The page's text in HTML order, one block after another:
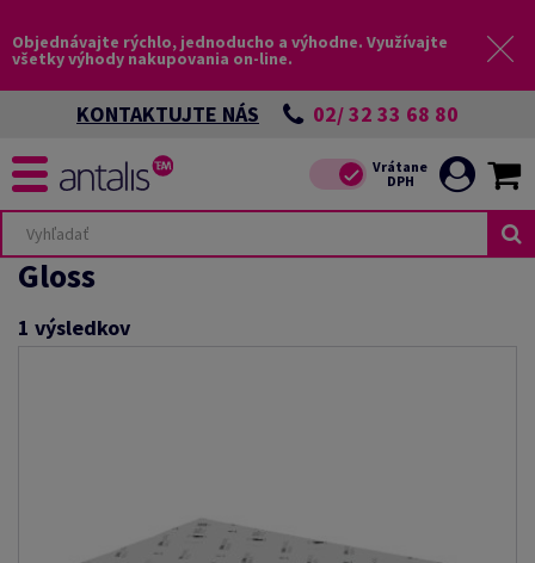
Objednávajte rýchlo, jednoducho a výhodne. Využívajte
všetky výhody nakupovania on-line.
KONTAKTUJTE NÁS 02/ 32 33 68 80
Gloss
1 výsledkov